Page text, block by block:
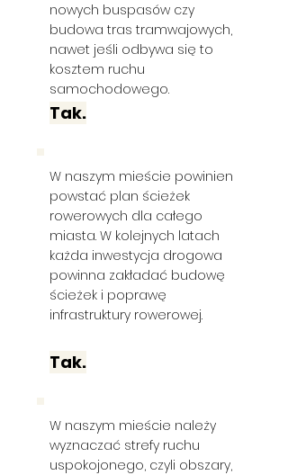
nowych buspasów czy
budowa tras tramwajowych,
nawet jeśli odbywa się to
kosztem ruchu
samochodowego.
Tak.
W naszym mieście powinien
powstać plan ścieżek
rowerowych dla całego
miasta. W kolejnych latach
każda inwestycja drogowa
powinna zakładać budowę
ścieżek i poprawę
infrastruktury rowerowej.
Tak.
W naszym mieście należy
wyznaczać strefy ruchu
uspokojonego, czyli obszary,